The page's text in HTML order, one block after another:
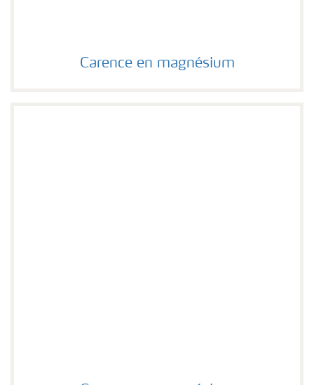
Carence en magnésium
Carence en magnésium
Carence en magnésium